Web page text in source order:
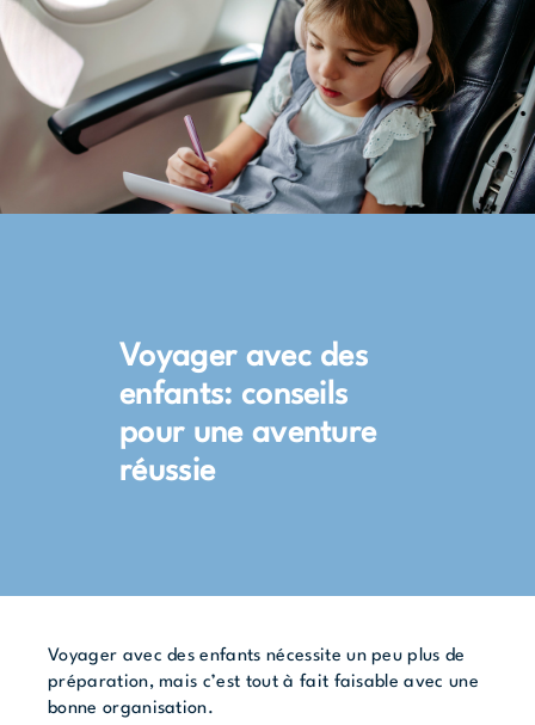
Voyager avec des
enfants: conseils
pour une aventure
réussie
Voyager avec des enfants nécessite un peu plus de
préparation, mais c’est tout à fait faisable avec une
bonne organisation.